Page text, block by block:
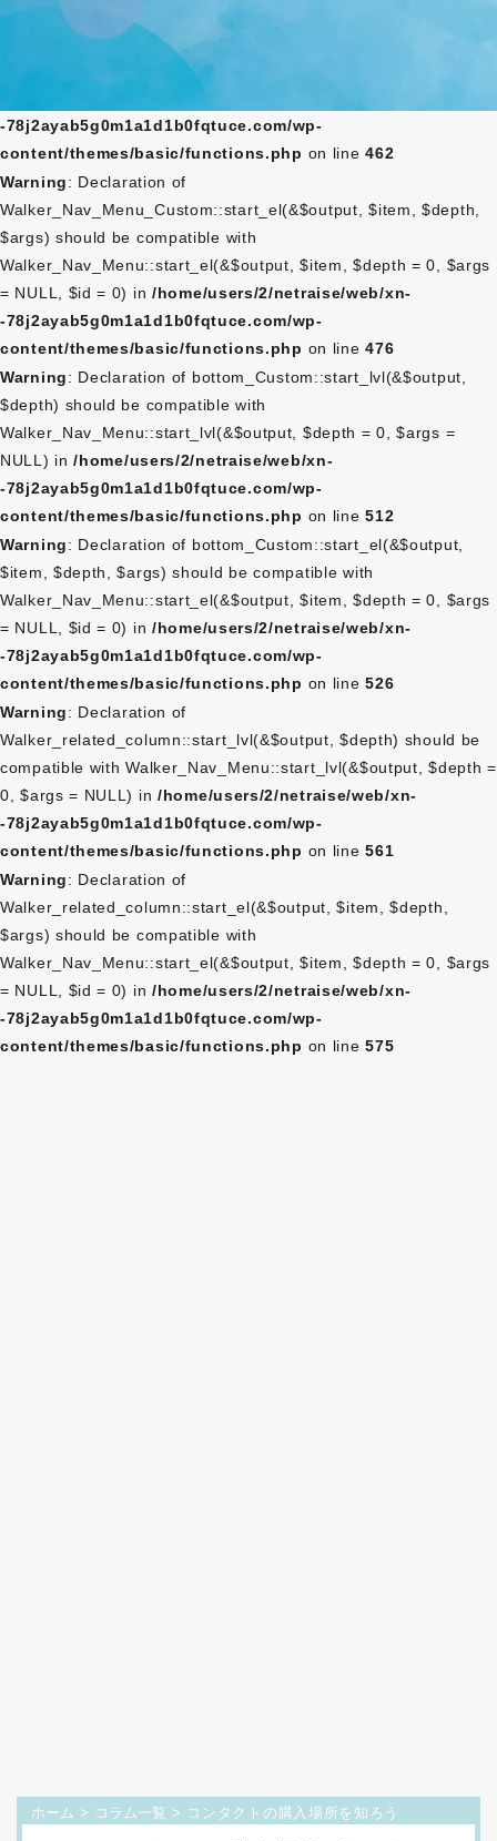
Warning
Walker_Nav_Menu_Custom::start_lvl(&$output, $depth) should
be compatible with Walker_Nav_Menu::start_lvl(&$output,
-78j2ayab5g0m1a1d1b0fqtuce.com/wp-
content/themes/basic/functions.php on line462
Warning: Declaration of
Walker_Nav_Menu_Custom::start_el(&$output, $item, $depth,
$args) should be compatible with
Walker_Nav_Menu::start_el(&$output, $item, $depth = 0, $args
= NULL, $id = 0) in /home/users/2/netraise/web/xn-
-78j2ayab5g0m1a1d1b0fqtuce.com/wp-
content/themes/basic/functions.php on line476
Warning: Declaration of bottom_Custom::start_lvl(&$output,
$depth) should be compatible with
Walker_Nav_Menu::start_lvl(&$output, $depth = 0, $args =
NULL) in/home/users/2/netraise/web/xn-
-78j2ayab5g0m1a1d1b0fqtuce.com/wp-
content/themes/basic/functions.php on line512
Warning: Declaration of bottom_Custom::start_el(&$output,
$item, $depth, $args) should be compatible with
Walker_Nav_Menu::start_el(&$output, $item, $depth = 0, $args
= NULL, $id = 0) in /home/users/2/netraise/web/xn-
-78j2ayab5g0m1a1d1b0fqtuce.com/wp-
content/themes/basic/functions.php on line526
Warning: Declaration of
Walker_related_column::start_lvl(&$output, $depth) should be
compatible with Walker_Nav_Menu::start_lvl(&$output, $depth =
0, $args = NULL) in /home/users/2/netraise/web/xn-
-78j2ayab5g0m1a1d1b0fqtuce.com/wp-
content/themes/basic/functions.php on line561
Warning: Declaration of
Walker_related_column::start_el(&$output, $item, $depth,
$args) should be compatible with
Walker_Nav_Menu::start_el(&$output, $item, $depth = 0, $args
= NULL, $id = 0) in /home/users/2/netraise/web/xn-
-78j2ayab5g0m1a1d1b0fqtuce.com/wp-
content/themes/basic/functions.php on line575
ホーム > コラム一覧 > コンタクトの購入場所を知ろう